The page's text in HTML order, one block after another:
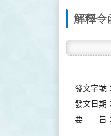
解釋令
發文字號：
發文日期：
要 旨：